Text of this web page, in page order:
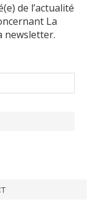
de l’actualité
La
newsletter.